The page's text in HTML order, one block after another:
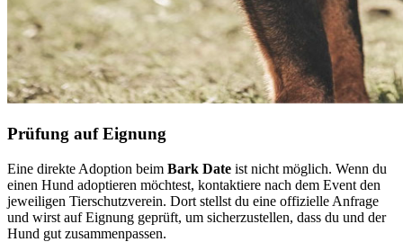
Prüfung auf Eignung
Eine direkte Adoption beim Bark Date ist nicht möglich. Wenn du
einen Hund adoptieren möchtest, kontaktiere nach dem Event den
jeweiligen Tierschutzverein. Dort stellst du eine offizielle Anfrage
und wirst auf Eignung geprüft, um sicherzustellen, dass du und der
Hund gut zusammenpassen.